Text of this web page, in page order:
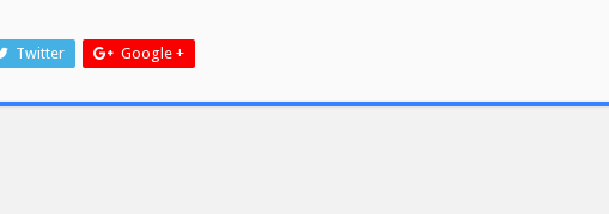
Twitter Google +